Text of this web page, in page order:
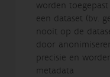
worden
een dataset (bv.
nooit op de
door
precisie en
metadata